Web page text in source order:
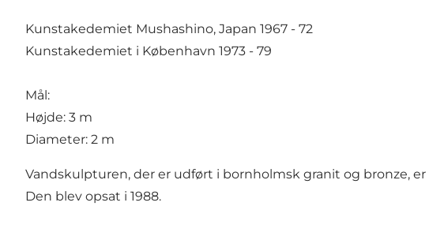
Kunstakedemiet Mushashino, Japan 1967 - 72
Kunstakedemiet i København 1973 - 79
Mål:
Højde: 3 m
Diameter: 2 m
Vandskulpturen, der er udført i bornholmsk granit og bronze, er
Den blev opsat i 1988.